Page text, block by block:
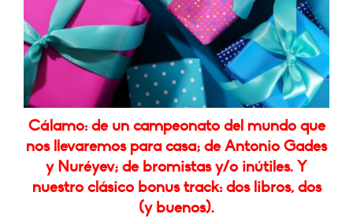
Cálamo: de un campeonato del mundo que
nos llevaremos para casa; de Antonio Gades
y Nuréyev; de bromistas y/o inútiles. Y
nuestro clásico bonus track: dos libros, dos
(y buenos).